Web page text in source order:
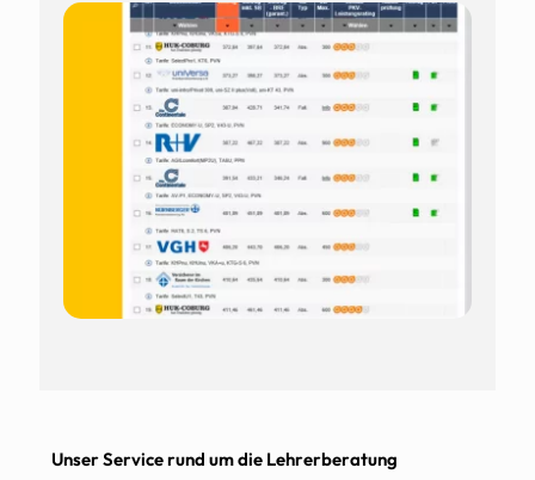
Unser Service rund um die Lehrerberatung